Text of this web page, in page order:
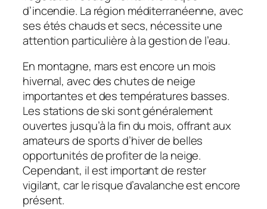
d’incendie. La région méditerranéenne, avec
ses étés chauds et secs, nécessite une
attention particulière à la gestion de l’eau.
En montagne, mars est encore un mois
hivernal, avec des chutes de neige
importantes et des températures basses.
Les stations de ski sont généralement
ouvertes jusqu’à la fin du mois, offrant aux
amateurs de sports d’hiver de belles
opportunités de profiter de la neige.
Cependant, il est important de rester
vigilant, car le risque d’avalanche est encore
présent.